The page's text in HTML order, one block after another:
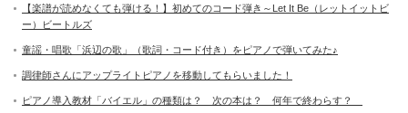
【楽譜が読めなくても弾ける！】初めてのコード弾き～Let It Be（レットイットビ
ー）ビートルズ
童謡・唱歌「浜辺の歌」（歌詞・コード付き）をピアノで弾いてみた♪
調律師さんにアップライトピアノを移動してもらいました！
ピアノ導入教材「バイエル」の種類は？ 次の本は？ 何年で終わらす？